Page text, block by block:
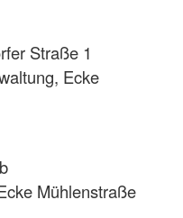
Straße 1
Ecke
Mühlenstraße